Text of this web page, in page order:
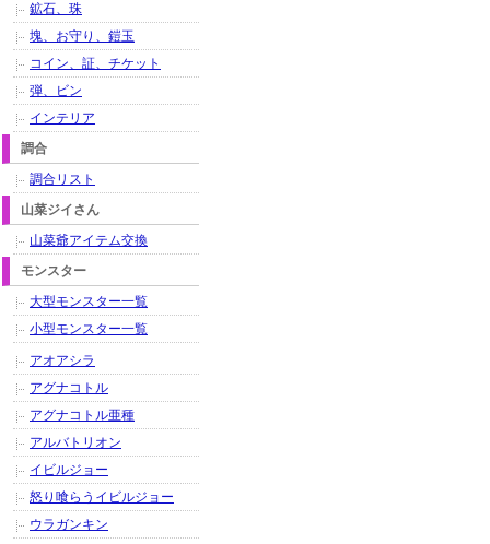
鉱石、珠
塊、お守り、鎧玉
コイン、証、チケット
弾、ビン
インテリア
調合
調合リスト
山菜ジイさん
山菜爺アイテム交換
モンスター
大型モンスター一覧
小型モンスター一覧
アオアシラ
アグナコトル
アグナコトル亜種
アルバトリオン
イビルジョー
怒り喰らうイビルジョー
ウラガンキン